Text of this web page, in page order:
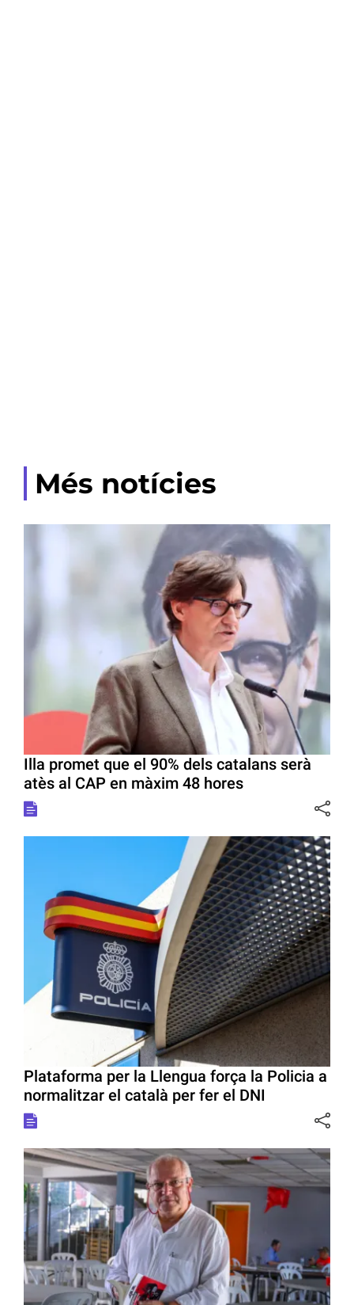
Més notícies
Illa promet que el 90% dels catalans serà
atès al CAP en màxim 48 hores
Plataforma per la Llengua força la Policia a
normalitzar el català per fer el DNI